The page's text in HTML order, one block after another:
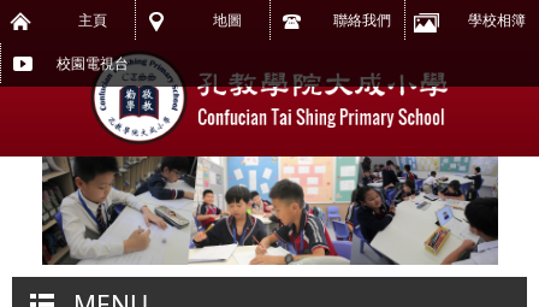
主頁 地圖 聯絡我們 學校相簿
校園電視台